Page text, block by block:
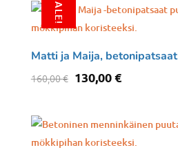
ALE!
Matti ja Maija, betonipatsaat
160,00€ Alkuperäinen
160,00 €.
130,00€Nykyinen
130,00 €.